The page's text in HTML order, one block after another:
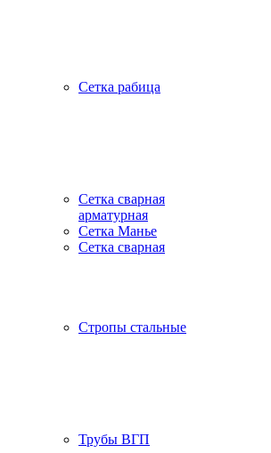
Сетка рабица
Сетка сварная
арматурная
Сетка Манье
Сетка сварная
Стропы стальные
Трубы ВГП